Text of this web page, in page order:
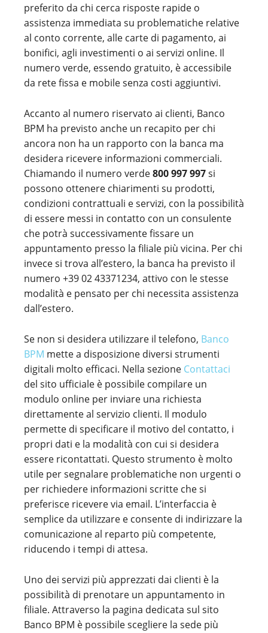
preferito da chi cerca risposte rapide o
assistenza immediata su problematiche relative
al conto corrente, alle carte di pagamento, ai
bonifici, agli investimenti o ai servizi online. Il
numero verde, essendo gratuito, è accessibile
da rete fissa e mobile senza costi aggiuntivi.
Accanto al numero riservato ai clienti, Banco
BPM ha previsto anche un recapito per chi
ancora non ha un rapporto con la banca ma
desidera ricevere informazioni commerciali.
Chiamando il numero verde800 997 997si
possono ottenere chiarimenti su prodotti,
condizioni contrattuali e servizi, con la possibilità
di essere messi in contatto con un consulente
che potrà successivamente fissare un
appuntamento presso la filiale più vicina. Per chi
invece si trova all’estero, la banca ha previsto il
numero +39 02 43371234, attivo con le stesse
modalità e pensato per chi necessita assistenza
dall’estero.
Se non si desidera utilizzare il telefono, Banco
BPM mette a disposizione diversi strumenti
digitali molto efficaci. Nella sezione Contattaci
del sito ufficiale è possibile compilare un
modulo online per inviare una richiesta
direttamente al servizio clienti. Il modulo
permette di specificare il motivo del contatto, i
propri dati e la modalità con cui si desidera
essere ricontattati. Questo strumento è molto
utile per segnalare problematiche non urgenti o
per richiedere informazioni scritte che si
preferisce ricevere via email. L’interfaccia è
semplice da utilizzare e consente di indirizzare la
comunicazione al reparto più competente,
riducendo i tempi di attesa.
Uno dei servizi più apprezzati dai clienti è la
possibilità di prenotare un appuntamento in
filiale. Attraverso la pagina dedicata sul sito
Banco BPM è possibile scegliere la sede più